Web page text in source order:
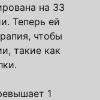
на 33
Теперь ей
чтобы
такие как
1